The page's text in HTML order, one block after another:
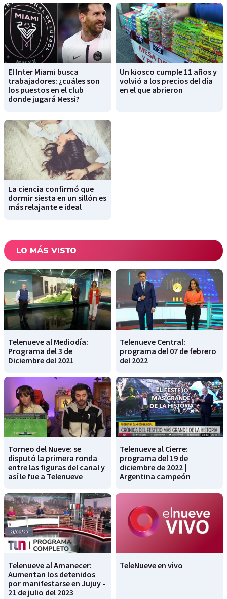
El Inter Miami busca
trabajadores: ¿cuáles son
los puestos en el club
donde jugará Messi?
Un kiosco cumple 11 años y
volvió a los precios del día
en el que abrieron
La ciencia confirmó que
dormir siesta en un sillón es
más relajante e ideal
LO MÁS VISTO
Telenueve al Mediodía:
Programa del 3 de
Diciembre del 2021
Telenueve Central:
programa del 07 de febrero
del 2022
Torneo del Nueve: se
disputó la primera ronda
entre las figuras del canal y
así le fue a Telenueve
Telenueve al Cierre:
programa del 19 de
diciembre de 2022 |
Argentina campeón
Telenueve al Amanecer:
Aumentan los detenidos
por manifestarse en Jujuy -
21 de julio del 2023
TeleNueve en vivo